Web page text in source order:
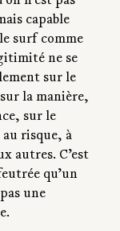
capable
surf comme
ne se
sur le
la manière,
sur le
risque, à
autres. C’est
qu’un
une